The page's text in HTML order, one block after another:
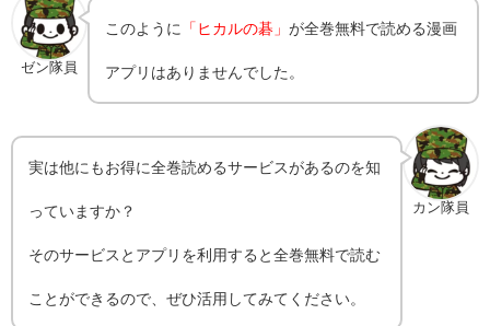
ゼン隊員
このように 「ヒカルの碁」が全巻無料で読める漫画
アプリはありませんでした。
カン隊員
実は他にもお得に全巻読めるサービスがあるのを知
っていますか？
そのサービスとアプリを利用すると全巻無料で読む
ことができるので、ぜひ活用してみてください。